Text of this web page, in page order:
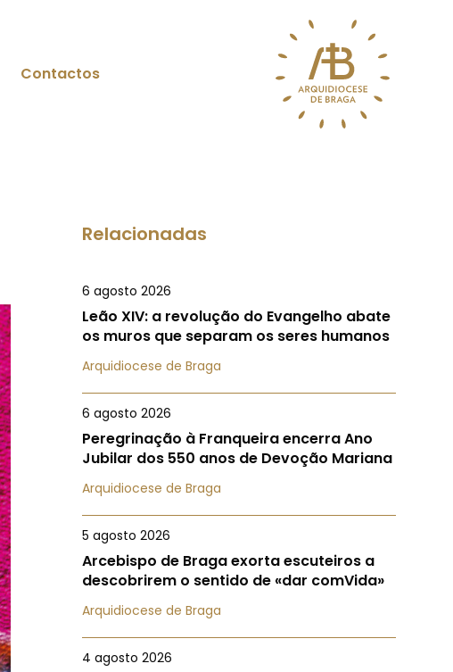
Contactos
Relacionadas
6 agosto 2026
Leão XIV: a revolução do Evangelho abate
os muros que separam os seres humanos
Arquidiocese de Braga
6 agosto 2026
Peregrinação à Franqueira encerra Ano
Jubilar dos 550 anos de Devoção Mariana
Arquidiocese de Braga
5 agosto 2026
Arcebispo de Braga exorta escuteiros a
descobrirem o sentido de «dar comVida»
Arquidiocese de Braga
4 agosto 2026